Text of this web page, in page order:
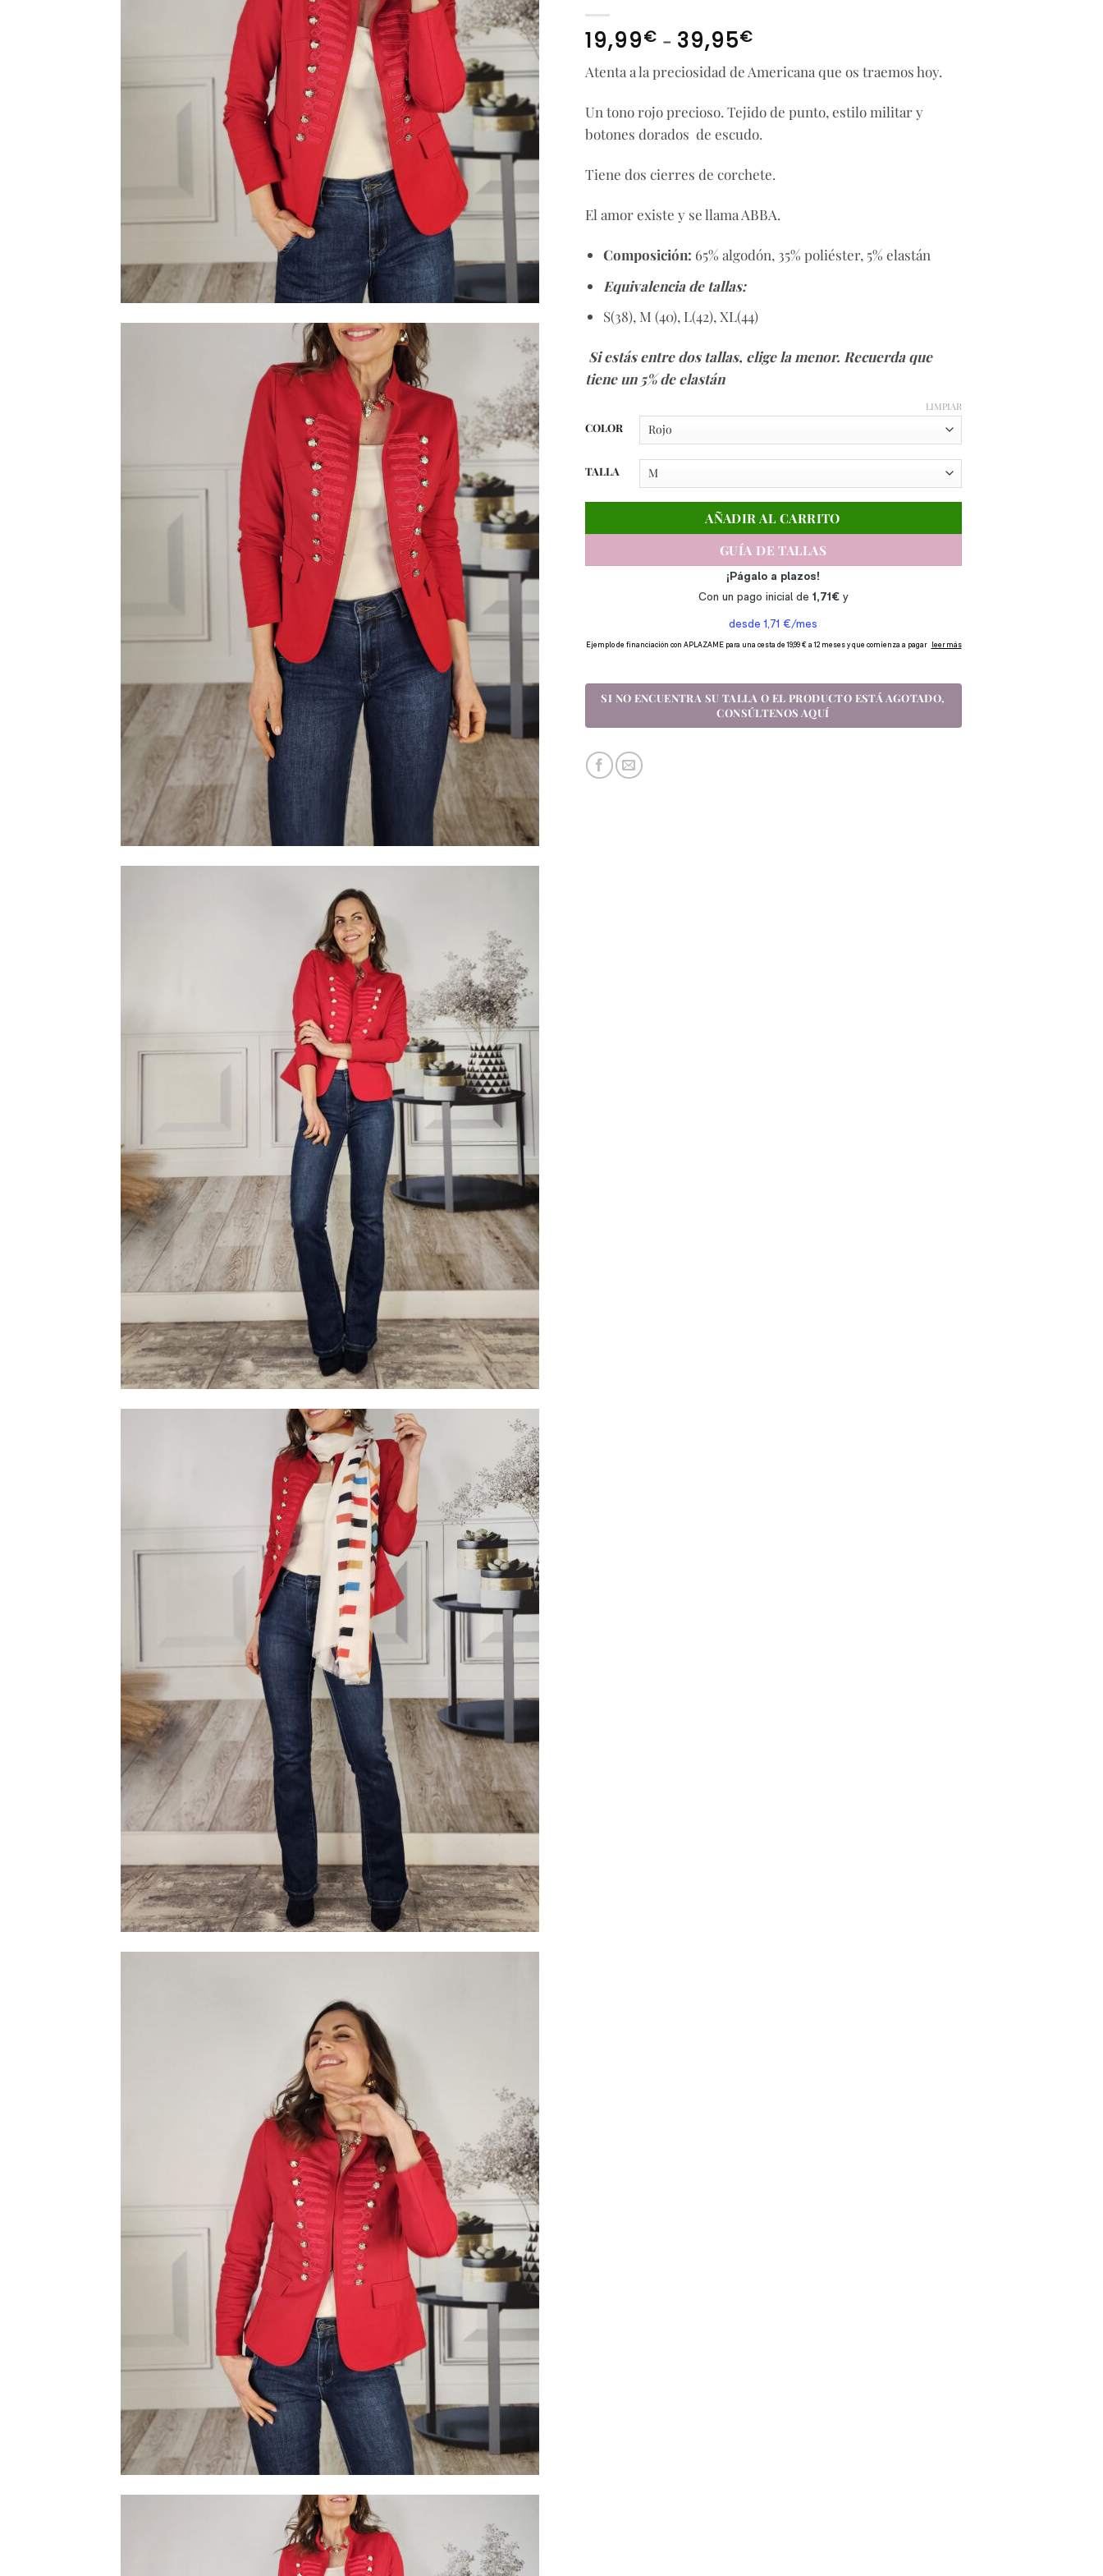
19,99€ - 39,95€Rango
precios:
19,99€
hasta
Atenta a la preciosidad de Americana que os traemos hoy.
Un tono rojo precioso. Tejido de punto, estilo militar y
botones dorados de escudo.
Tiene dos cierres de corchete.
El amor existe y se llama ABBA.
Composición: 65% algodón, 35% poliéster, 5% elastán
Equivalencia de tallas:
S(38), M (40), L(42), XL(44)
Si estás entre dos tallas, elige la menor. Recuerda que
tiene un 5% de elastán
COLOR
TALLA
LIMPIAR
AÑADIR AL CARRITO
GUÍA DE TALLAS